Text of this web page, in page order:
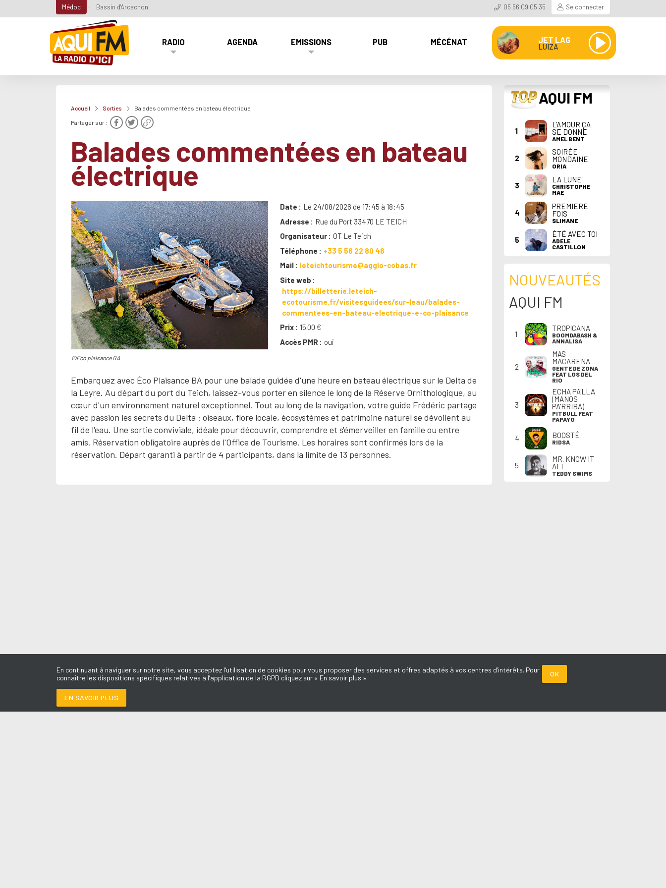
Médoc Bassin d'Arcachon 05 56 09 05 35 Se connecter
RADIO AGENDA EMISSIONS PUB MÉCÉNAT JET LAG
LUIZA
Accueil Sorties Balades commentées en bateau électrique
Partager sur :
Balades commentées en bateau
électrique
©Eco plaisance BA
Date
Le 24/08/2026 de 17:45 à 18:45
Adresse
Rue du Port 33470 LE TEICH
Organisateur
OT Le Teich
Téléphone
+33 5 56 22 80 46
Mail
leteichtourisme@agglo-cobas.fr
Site web
https://billetterie.leteich-
ecotourisme.fr/visitesguidees/sur-leau/balades-
commentees-en-bateau-electrique-e-co-plaisance
Prix
15.00 €
Accès PMR
oui
Embarquez avec Éco Plaisance BA pour une balade guidée d'une heure en bateau électrique sur le Delta de
la Leyre. Au départ du port du Teich, laissez-vous porter en silence le long de la Réserve Ornithologique, au
cœur d'un environnement naturel exceptionnel. Tout au long de la navigation, votre guide Frédéric partage
avec passion les secrets du Delta : oiseaux, flore locale, écosystèmes et patrimoine naturel se dévoilent au
fil de l'eau. Une sortie conviviale, idéale pour découvrir, comprendre et s'émerveiller en famille ou entre
amis. Réservation obligatoire auprès de l'Office de Tourisme. Les horaires sont confirmés lors de la
réservation. Départ garanti à partir de 4 participants, dans la limite de 13 personnes.
TOP AQUI FM
1
L'AMOUR ÇA
SE DONNE
AMEL BENT
2
SOIRÉE
MONDAINE
ORIA
3
LA LUNE
CHRISTOPHE
MAE
4
PREMIERE
FOIS
SLIMANE
5
ÉTÉ AVEC TOI
ADELE
CASTILLON
NOUVEAUTÉS
AQUI FM
1
TROPICANA
BOOMDABASH &
ANNALISA
2
MAS
MACARENA
GENTE DE ZONA
FEAT LOS DEL
RIO
3
ECHA PA'LLA
(MANOS
PA'RRIBA)
PITBULL FEAT
PAPAYO
4 BOOSTÉ
RIDSA
5
MR. KNOW IT
ALL
TEDDY SWIMS
En continuant à naviguer sur notre site, vous acceptez l'utilisation de cookies pour vous proposer des services et offres adaptés à vos centres d'intérêts. Pour
connaître les dispositions spécifiques relatives à l’application de la RGPD cliquez sur « En savoir plus »
OK
EN SAVOIR PLUS